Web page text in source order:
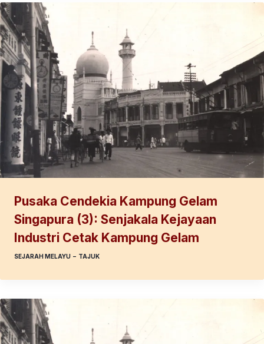
Pusaka Cendekia Kampung Gelam
Singapura (3): Senjakala Kejayaan
Industri Cetak Kampung Gelam
SEJARAH MELAYU – TAJUK